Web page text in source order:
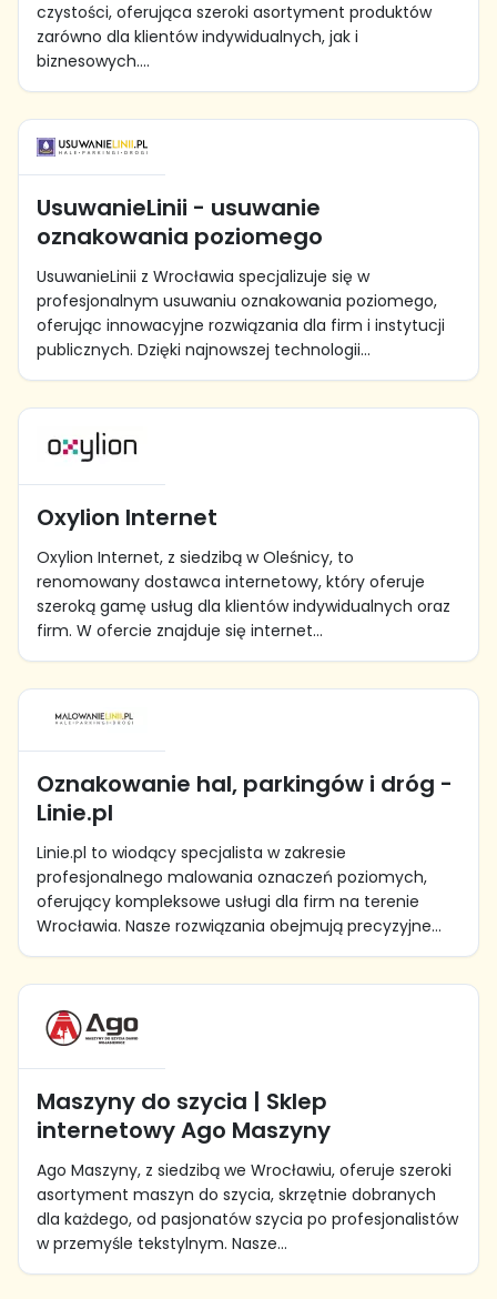
czystości, oferująca szeroki asortyment produktów
zarówno dla klientów indywidualnych, jak i
biznesowych....
UsuwanieLinii - usuwanie
oznakowania poziomego
UsuwanieLinii z Wrocławia specjalizuje się w
profesjonalnym usuwaniu oznakowania poziomego,
oferując innowacyjne rozwiązania dla firm i instytucji
publicznych. Dzięki najnowszej technologii...
Oxylion Internet
Oxylion Internet, z siedzibą w Oleśnicy, to
renomowany dostawca internetowy, który oferuje
szeroką gamę usług dla klientów indywidualnych oraz
firm. W ofercie znajduje się internet...
Oznakowanie hal, parkingów i dróg -
Linie.pl
Linie.pl to wiodący specjalista w zakresie
profesjonalnego malowania oznaczeń poziomych,
oferujący kompleksowe usługi dla firm na terenie
Wrocławia. Nasze rozwiązania obejmują precyzyjne...
Maszyny do szycia | Sklep
internetowy Ago Maszyny
Ago Maszyny, z siedzibą we Wrocławiu, oferuje szeroki
asortyment maszyn do szycia, skrzętnie dobranych
dla każdego, od pasjonatów szycia po profesjonalistów
w przemyśle tekstylnym. Nasze...